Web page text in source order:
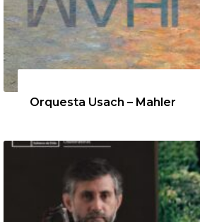
Orquesta Usach – Mahler